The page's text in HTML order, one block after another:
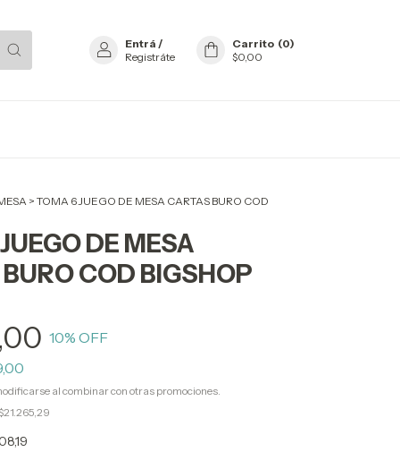
Entrá /
Registráte
Carrito (0)
$0,00
> TOMA 6 JUEGO DE MESA CARTAS BURO COD
DE MESA
COD BIGSHOP
10% OFF
al combinar con otras promociones.
$21.265,29